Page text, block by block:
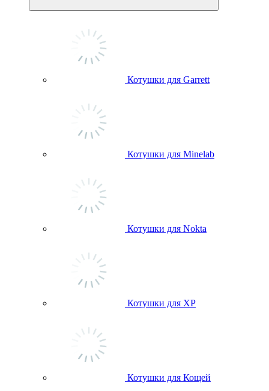
Котушки для Garrett
Котушки для Minelab
Котушки для Nokta
Котушки для ХР
Котушки для Кощей